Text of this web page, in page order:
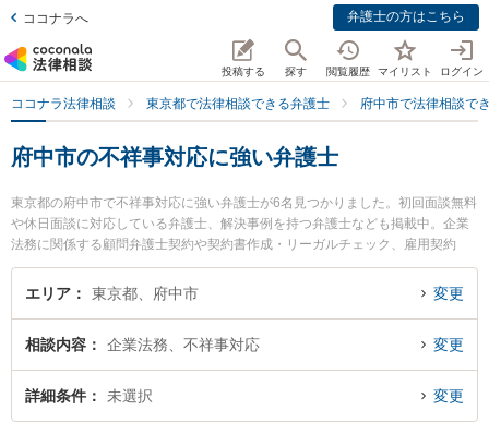
ココナラへ 弁護士の方はこちら
投稿する 探す 閲覧履歴 マイリスト ログイン
ココナラ法律相談 東京都で法律相談できる弁護士 府中市で法律相談で
府中市の不祥事対応に強い弁護士
東京都の府中市で不祥事対応に強い弁護士が6名見つかりました。初回面談無料
や休日面談に対応している弁護士、解決事例を持つ弁護士なども掲載中。企業
法務に関係する顧問弁護士契約や契約書作成・リーガルチェック、雇用契約
書・就業規則作成等の細かな分野での絞り込み検索もでき便利です。特に木村
幸一法律事務所の木村 幸一弁護士や府中ピース・ベル法律事務所の平山 諒弁護
応のトラブルを今すぐに弁護士に相談したい』『不祥事対応のトラブル解決の
実績豊富な近くの弁護士を検索したい』『初回相談無料で不祥事対応を法律相
談できる府中市内の弁護士に相談予約したい』などでお困りの相談者さんにお
エリア 東京都、府中市 変更
相談内容 企業法務、不祥事対応 変更
詳細条件 未選択 変更